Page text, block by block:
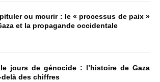
ou mourir : le « processus de paix »
et la propagande occidentale
jours de génocide : l’histoire de Gaza
delà des chiffres